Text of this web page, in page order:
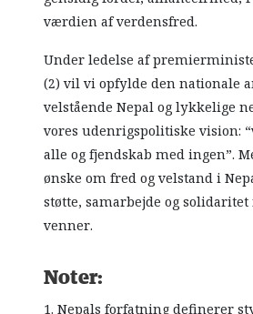
værdien af verdensfred.
Under ledelse af
(2) vil vi opfylde den nationale
velstående Nepal og lykkelige
vores udenrigspolitiske vision:
alle og fjendskab med ingen”.
ønske om fred og velstand i
støtte, samarbejde og
venner.
Noter:
1. Nepals forfatning definerer